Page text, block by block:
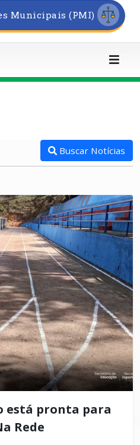
Municipais (PMI)
Buscar Notícias
está pronta para
Rede